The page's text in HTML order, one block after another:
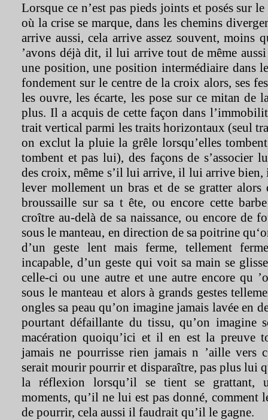
Lorsque ce n’est pas pieds joints et posés sur
où la crise se marque, dans les chemins
arrive aussi, cela arrive assez souvent, moins
’avons déjà dit, il lui arrive tout de même aussi
une position, une position intermédiaire dans
fondement sur le centre de la croix alors, ses
les ouvre, les écarte, les pose sur ce mitan de
plus. Il a acquis de cette façon dans
trait vertical parmi les traits horizontaux (seul
on exclut la pluie la grêle lorsqu’elles
tombent et pas lui), des façons de s’associer
des croix, même s’il lui arrive, il lui arrive
lever mollement un bras et de se gratter
broussaille sur sa t ête, ou encore cette
croître au-delà de sa naissance, ou encore de
sous le manteau, en direction de sa poitrine
d’un geste lent mais ferme, tellement
incapable, d’un geste qui voit sa main se
celle-ci ou une autre et une autre encore qu
sous le manteau et alors à grands gestes
ongles sa peau qu’on imagine jamais lavée en
pourtant défaillante du tissu, qu’on imagine
macération quoiqu’ici et il en est la preuve
jamais ne pourrisse rien jamais n ’aille vers
serait mourir pourrir et disparaître, pas plus lui
la réflexion lorsqu’il se tient se grattant,
moments, qu’il ne lui est pas donné,
de pourrir, cela aussi il faudrait qu’il le gagne.